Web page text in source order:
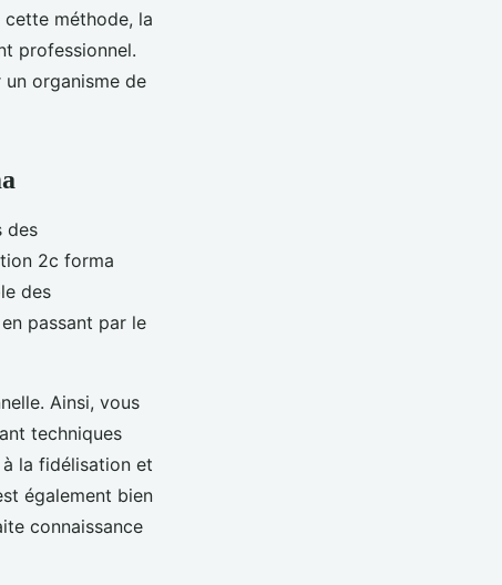
cette méthode, la
professionnel.
organisme de
des
2c forma
des
passant par le
Ainsi, vous
techniques
la fidélisation et
également bien
connaissance